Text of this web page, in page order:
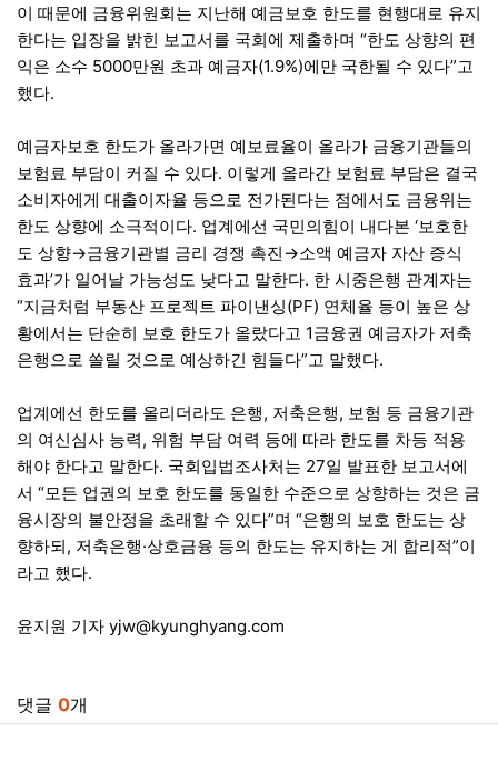
이 때문에 금융위원회는 지난해 예금보호 한도를 현행대로 유지
한다는 입장을 밝힌 보고서를 국회에 제출하며 “한도 상향의 편
익은 소수 5000만원 초과 예금자(1.9%)에만 국한될 수 있다”고
했다.
예금자보호 한도가 올라가면 예보료율이 올라가 금융기관들의
보험료 부담이 커질 수 있다. 이렇게 올라간 보험료 부담은 결국
소비자에게 대출이자율 등으로 전가된다는 점에서도 금융위는
한도 상향에 소극적이다. 업계에선 국민의힘이 내다본 ‘보호한
도 상향→금융기관별 금리 경쟁 촉진→소액 예금자 자산 증식
효과’가 일어날 가능성도 낮다고 말한다. 한 시중은행 관계자는
“지금처럼 부동산 프로젝트 파이낸싱(PF) 연체율 등이 높은 상
황에서는 단순히 보호 한도가 올랐다고 1금융권 예금자가 저축
은행으로 쏠릴 것으로 예상하긴 힘들다”고 말했다.
업계에선 한도를 올리더라도 은행, 저축은행, 보험 등 금융기관
의 여신심사 능력, 위험 부담 여력 등에 따라 한도를 차등 적용
해야 한다고 말한다. 국회입법조사처는 27일 발표한 보고서에
서 “모든 업권의 보호 한도를 동일한 수준으로 상향하는 것은 금
융시장의 불안정을 초래할 수 있다”며 “은행의 보호 한도는 상
향하되, 저축은행·상호금융 등의 한도는 유지하는 게 합리적”이
라고 했다.
윤지원 기자 yjw@kyunghyang.com
댓글 0개